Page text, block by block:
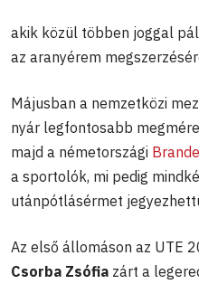
akik közül többen joggal
az aranyérem
Májusban a nemzetközi
nyár legfontosabb
majd a németországi
a sportolók, mi pedig
utánpótlásérmet
Az első állomáson az UTE
Csorba Zsófia zárt a